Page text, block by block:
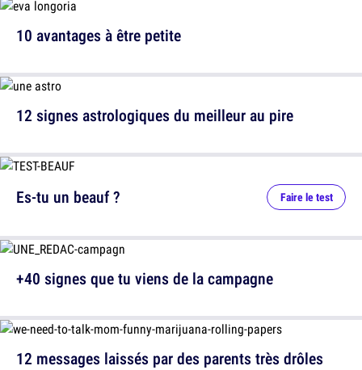
10 avantages à être petite
12 signes astrologiques du meilleur au pire
12 messages laissés par des parents très drôles
Es-tu un beauf ? Faire le test
+40 signes que tu viens de la campagne